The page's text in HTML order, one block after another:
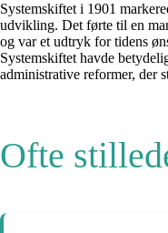
Systemskiftet i 1901
udvikling. Det førte til en
og var et udtryk for tidens
Systemskiftet havde
administrative reformer, der
Ofte